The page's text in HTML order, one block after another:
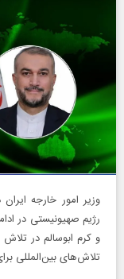
وزیر امور خارجه
رژیم صهیونیستی در
و کرم ابوسالم در
تلاش‌های بین‌المللی